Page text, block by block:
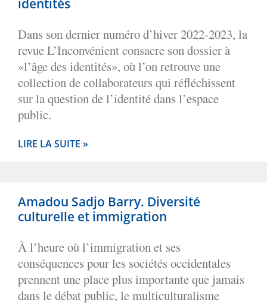
identités
Dans son dernier numéro d’hiver 2022-2023, la
revue L’Inconvénient consacre son dossier à
«l’âge des identités», où l’on retrouve une
collection de collaborateurs qui réfléchissent
sur la question de l’identité dans l’espace
public.
LIRE LA SUITE »
Amadou Sadjo Barry. Diversité
culturelle et immigration
À l’heure où l’immigration et ses
conséquences pour les sociétés occidentales
prennent une place plus importante que jamais
dans le débat public, le multiculturalisme